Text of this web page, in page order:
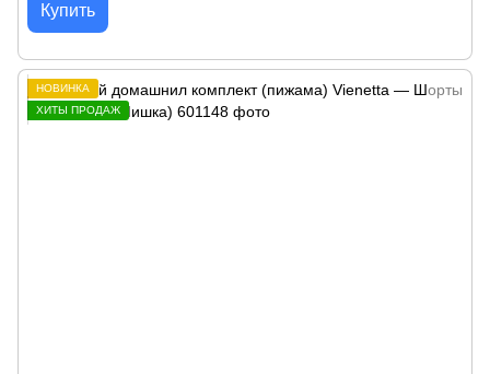
Купить
НОВИНКА
ХИТЫ ПРОДАЖ